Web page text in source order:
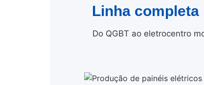
Linha completa
Do QGBT ao eletrocentro